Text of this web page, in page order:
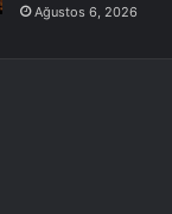
Ağustos 6, 2026